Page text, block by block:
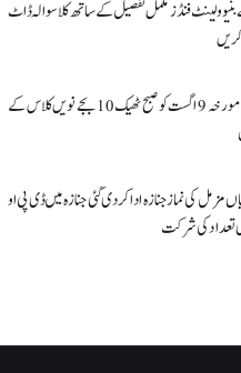
فنڈز مکمل تفصیل کے ساتھ کلاسوالہ ڈاٹ
پنجاب کے تمام تعلیمی بورڈ مورخہ 9 اگست کو صبح ٹھیک 10 بجے نویں کلاس کے
مزمل کی نماز جنازہ ادا کر دی گئی جنازہ میں ڈی پی او
تعداد کی شرکت